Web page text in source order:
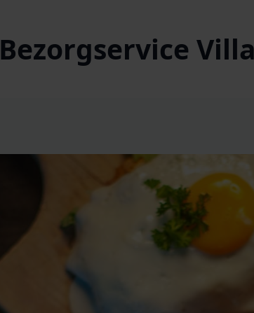
Bezorgservice